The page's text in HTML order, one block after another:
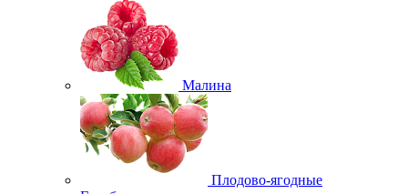
Малина
Плодово-ягодные